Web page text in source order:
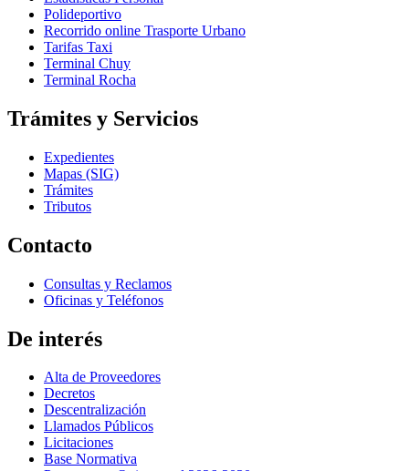
Polideportivo
Recorrido online Trasporte Urbano
Tarifas Taxi
Terminal Chuy
Terminal Rocha
Trámites y Servicios
Expedientes
Mapas (SIG)
Trámites
Tributos
Contacto
Consultas y Reclamos
Oficinas y Teléfonos
De interés
Alta de Proveedores
Decretos
Descentralización
Llamados Públicos
Licitaciones
Base Normativa